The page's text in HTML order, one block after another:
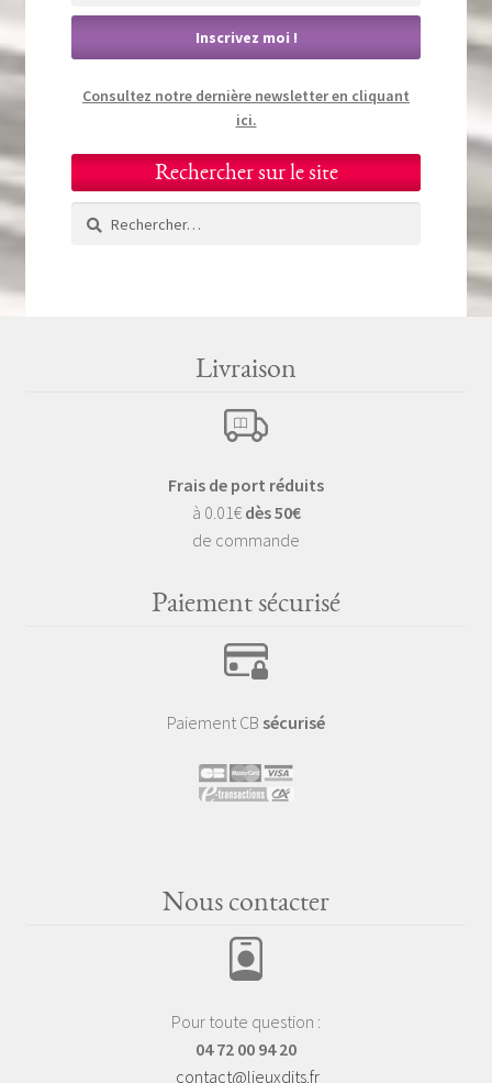
Consultez notre dernière newsletter en cliquant
ici.
Rechercher sur le site
Rechercher :
Livraison
Frais de port réduits
à 0.01€ dès 50€
de commande
Paiement sécurisé
Paiement CB sécurisé
Nous contacter
Pour toute question :
04 72 00 94 20
contact@lieuxdits.fr